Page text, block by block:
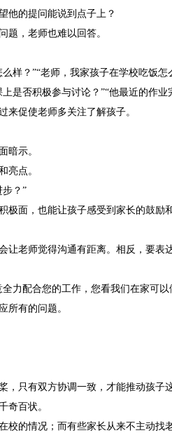
他的提问能说到点子上？
题，老师也难以回答。
样？”“老师，我家孩子在学校吃饭怎
是否积极参与讨论？”“他最近的作业
来促使老师多关注了解孩子。
暗示。
亮点。
？”
面，也能让孩子感受到家长的鼓励
让老师觉得沟通有距离。相反，要表
力配合您的工作，您看我们在家可
所有的问题。
只有双方协调一致，才能推动孩子
奇百状。
校的情况；而有些家长从来不主动找